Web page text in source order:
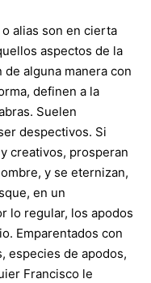
alias son en cierta
aspectos de la
alguna manera con
definen a la
Suelen
despectivos. Si
creativos, prosperan
y se eternizan,
en un
lo regular, los apodos
Emparentados con
especies de apodos,
Francisco le